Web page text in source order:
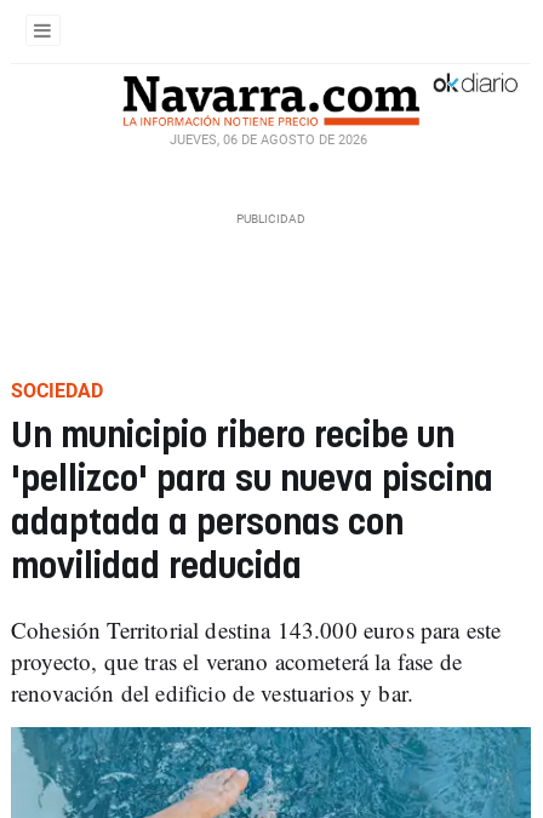
JUEVES, 06 DE AGOSTO DE 2026
SOCIEDAD
Un municipio ribero recibe un
'pellizco' para su nueva piscina
adaptada a personas con
movilidad reducida
Cohesión Territorial destina 143.000 euros para este
proyecto, que tras el verano acometerá la fase de
renovación del edificio de vestuarios y bar.